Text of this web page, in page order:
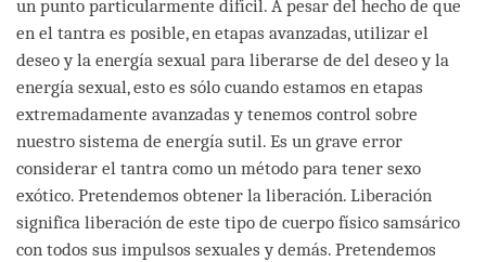
un punto particularmente difícil. A pesar del hecho de que
en el tantra es posible, en etapas avanzadas, utilizar el
deseo y la energía sexual para liberarse de del deseo y la
energía sexual, esto es sólo cuando estamos en etapas
extremadamente avanzadas y tenemos control sobre
nuestro sistema de energía sutil. Es un grave error
considerar el tantra como un método para tener sexo
exótico. Pretendemos obtener la liberación. Liberación
significa liberación de este tipo de cuerpo físico samsárico
con todos sus impulsos sexuales y demás. Pretendemos